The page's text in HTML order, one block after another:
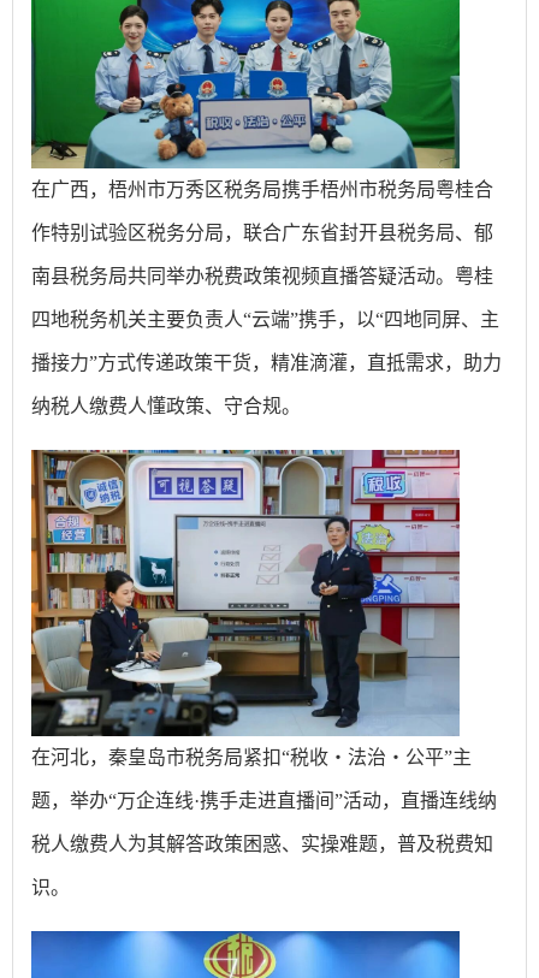
在广西，梧州市万秀区税务局携手梧州市税务局粤桂合
作特别试验区税务分局，联合广东省封开县税务局、郁
南县税务局共同举办税费政策视频直播答疑活动。粤桂
四地税务机关主要负责人“云端”携手，以“四地同屏、主
播接力”方式传递政策干货，精准滴灌，直抵需求，助力
纳税人缴费人懂政策、守合规。
在河北，秦皇岛市税务局紧扣“税收・法治・公平”主
题，举办“万企连线·携手走进直播间”活动，直播连线纳
税人缴费人为其解答政策困惑、实操难题，普及税费知
识。